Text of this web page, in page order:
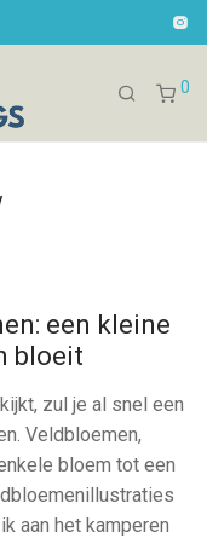
0
een kleine
bloeit
zul je al snel een
Veldbloemen,
bloem tot een
aan het kamperen